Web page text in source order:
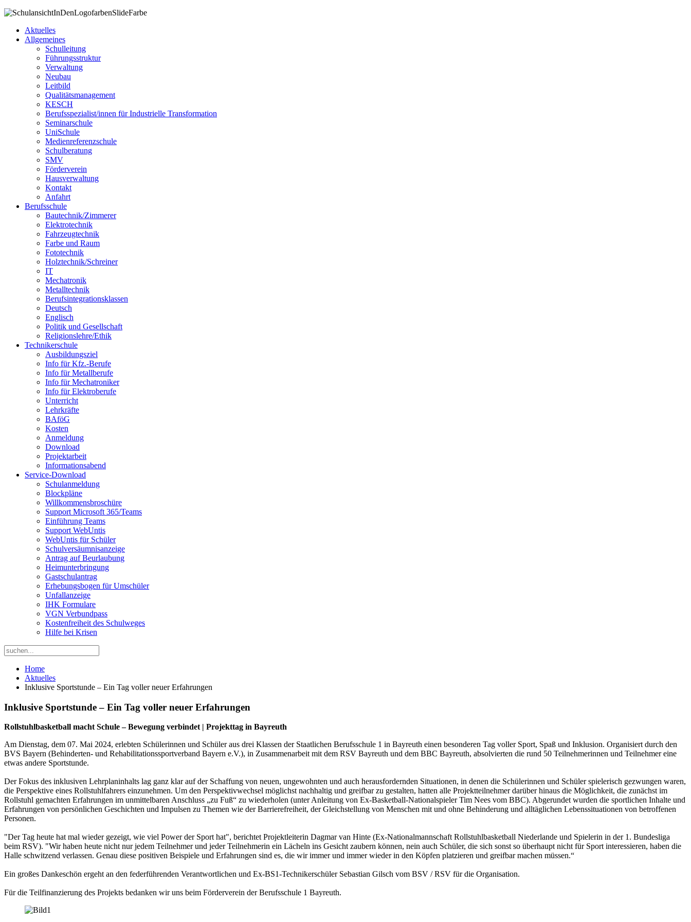
Aktuelles
Allgemeines
Schulleitung
Führungsstruktur
Verwaltung
Neubau
Leitbild
Qualitätsmanagement
KESCH
Berufsspezialist/innen für Industrielle Transformation
Seminarschule
UniSchule
Medienreferenzschule
Schulberatung
SMV
Förderverein
Hausverwaltung
Kontakt
Anfahrt
Berufsschule
Bautechnik/Zimmerer
Elektrotechnik
Fahrzeugtechnik
Farbe und Raum
Fototechnik
Holztechnik/Schreiner
IT
Mechatronik
Metalltechnik
Berufsintegrationsklassen
Deutsch
Englisch
Politik und Gesellschaft
Religionslehre/Ethik
Technikerschule
Ausbildungsziel
Info für Kfz.-Berufe
Info für Metallberufe
Info für Mechatroniker
Info für Elektroberufe
Unterricht
Lehrkräfte
BAföG
Kosten
Anmeldung
Download
Projektarbeit
Informationsabend
Service-Download
Schulanmeldung
Blockpläne
Willkommensbroschüre
Support Microsoft 365/Teams
Einführung Teams
Support WebUntis
WebUntis für Schüler
Schulversäumnisanzeige
Antrag auf Beurlaubung
Heimunterbringung
Gastschulantrag
Erhebungsbogen für Umschüler
Unfallanzeige
IHK Formulare
VGN Verbundpass
Kostenfreiheit des Schulweges
Hilfe bei Krisen
Home
Aktuelles
Inklusive Sportstunde – Ein Tag voller neuer Erfahrungen
Inklusive Sportstunde – Ein Tag voller neuer Erfahrungen
Rollstuhlbasketball macht Schule – Bewegung verbindet | Projekttag in Bayreuth
Am Dienstag, dem 07. Mai 2024, erlebten Schülerinnen und Schüler aus drei Klassen der Staatlichen Berufsschule 1 in Bayreuth einen besonderen Tag voller Sport, Spaß und Inklusion. Organisiert durch den
BVS Bayern (Behinderten- und Rehabilitationssportverband Bayern e.V.), in Zusammenarbeit mit dem RSV Bayreuth und dem BBC Bayreuth, absolvierten die rund 50 Teilnehmerinnen und Teilnehmer eine
etwas andere Sportstunde.
Der Fokus des inklusiven Lehrplaninhalts lag ganz klar auf der Schaffung von neuen, ungewohnten und auch herausfordernden Situationen, in denen die Schülerinnen und Schüler spielerisch gezwungen waren,
die Perspektive eines Rollstuhlfahrers einzunehmen. Um den Perspektivwechsel möglichst nachhaltig und greifbar zu gestalten, hatten alle Projektteilnehmer darüber hinaus die Möglichkeit, die zunächst im
Rollstuhl gemachten Erfahrungen im unmittelbaren Anschluss „zu Fuß“ zu wiederholen (unter Anleitung von Ex-Basketball-Nationalspieler Tim Nees vom BBC). Abgerundet wurden die sportlichen Inhalte und
Erfahrungen von persönlichen Geschichten und Impulsen zu Themen wie der Barrierefreiheit, der Gleichstellung von Menschen mit und ohne Behinderung und alltäglichen Lebenssituationen von betroffenen
Personen.
"Der Tag heute hat mal wieder gezeigt, wie viel Power der Sport hat", berichtet Projektleiterin Dagmar van Hinte (Ex-Nationalmannschaft Rollstuhlbasketball Niederlande und Spielerin in der 1. Bundesliga
beim RSV). "Wir haben heute nicht nur jedem Teilnehmer und jeder Teilnehmerin ein Lächeln ins Gesicht zaubern können, nein auch Schüler, die sich sonst so überhaupt nicht für Sport interessieren, haben die
Halle schwitzend verlassen. Genau diese positiven Beispiele und Erfahrungen sind es, die wir immer und immer wieder in den Köpfen platzieren und greifbar machen müssen.“
Ein großes Dankeschön ergeht an den federführenden Verantwortlichen und Ex-BS1-Technikerschüler Sebastian Gilsch vom BSV / RSV für die Organisation.
Für die Teilfinanzierung des Projekts bedanken wir uns beim Förderverein der Berufsschule 1 Bayreuth.